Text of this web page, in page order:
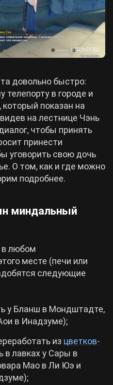
довольно быстро:
телепорту в городе и
который показан на
на лестнице Чэнь
чтобы принять
принести
уговорить свою дочь
О том, как и где можно
подробнее.
миндальный
в любом
месте (печи или
следующие
у Бланш в Мондштадте,
в Инадзуме);
из цветков-
в лавках у Сары в
Мао в Ли Юэ и